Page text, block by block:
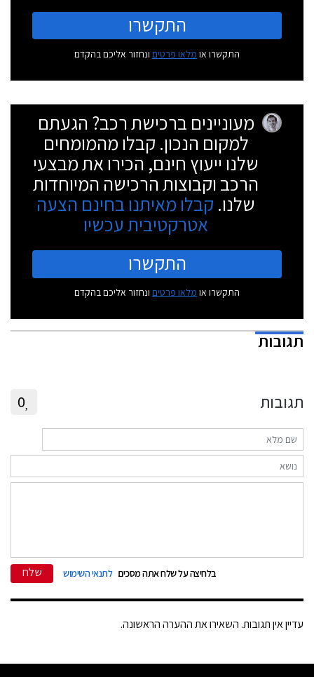
התקשרו
התקשרו או מלאו פרטים ונחזור אליכם בהקדם
מעוניינים ברכישת רכב? הגעתם
למקום הנכון. קבלו מהמומחים
שלנו ייעוץ חינם, הכירו את מבצעי
הרכב וקבוצות הרכישה המיוחדות
שלנו. קבלו מאיתנו בחינם הצעה
אטרקטיבית עכשיו
התקשרו
התקשרו או מלאו פרטים ונחזור אליכם בהקדם
תגובות
תגובות 0
בלחיצה על שלח אתה מסכים לתנאי השימוש שלח
עדיין אין תגובות. השאירו את ההערה הראשונה.